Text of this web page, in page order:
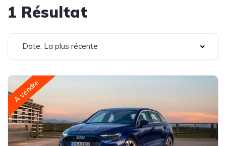
1 Résultat
Date: La plus récente
A vendre